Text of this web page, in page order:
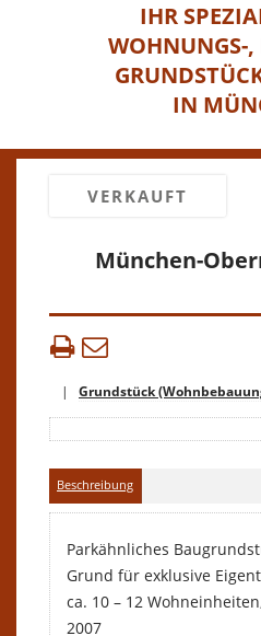
IHR
WOHNUNGS-
IN
VERKAUFT
München-
| Grundstück
Beschreibung
Parkähnliches
Grund für exklusive
ca. 10 – 12
2007